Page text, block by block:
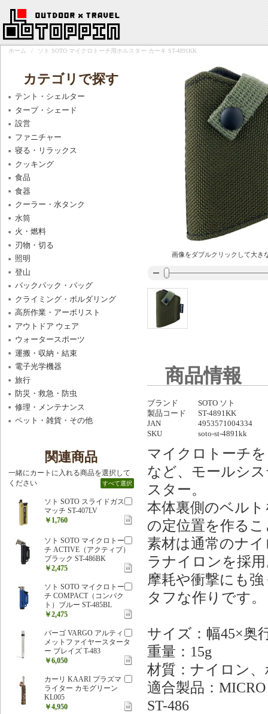
ホーム / ソト SOTO マイクロトーチ用ホルスター カーキ ST-4891KK
画像をダブルクリックして大き
商品情報
ブランド
SOTO ソト
製品コード
ST-4891KK
JAN
4953571004334
SKU
soto-st-4891kk
マイクロトーチ
など、モールシ
スター。
本体裏側のベル
の定位置を作る
素材は通常のナ
ラナイロンを採
摩耗や衝撃にも
タフな作りです。
サイズ：幅45×奥
重量：15g
材質：ナイロン
適合製品：
ST-486
カテゴリで探す
テント・シェルター
タープ・シェード
設営
ファニチャー
寝る・リラックス
クッキング
食品
食器
クーラー・水タンク
水筒
火・燃料
刃物・切る
照明
登山
バックパック・バッグ
クライミング・ボルダリング
高所作業・アーボリスト
アウトドア ウェア
ウォータースポーツ
運搬・収納・結束
電子光学機器
旅行
防災・救急・防虫
修理・メンテナンス
ペット・雑貨・その他
関連商品
一緒にカートに入れる商品を選択して
ください
すべて選択
ソト SOTO スライドガス
マッチ ST-407LV
￥1,760
ソト SOTO マイクロトー
チ ACTIVE（アクティブ）
ブラック ST-486BK
￥2,475
ソト SOTO マイクロトー
チ COMPACT（コンパク
ト）ブルー ST-485BL
￥2,475
バーゴ VARGO アルティ
メットファイヤースタータ
ー ブレイズ T-483
￥6,050
カーリ KAARI プラズマ
ライター カモグリーン
KL005
￥4,950